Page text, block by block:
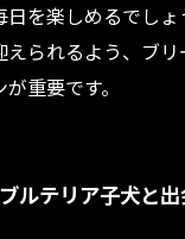
を楽しめるでし
えられるよう、ブ
重要です。
ルテリア子犬と